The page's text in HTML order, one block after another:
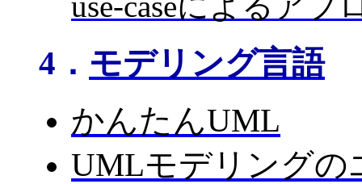
4． モデリング言語
かんたんUML
UMLモデリング